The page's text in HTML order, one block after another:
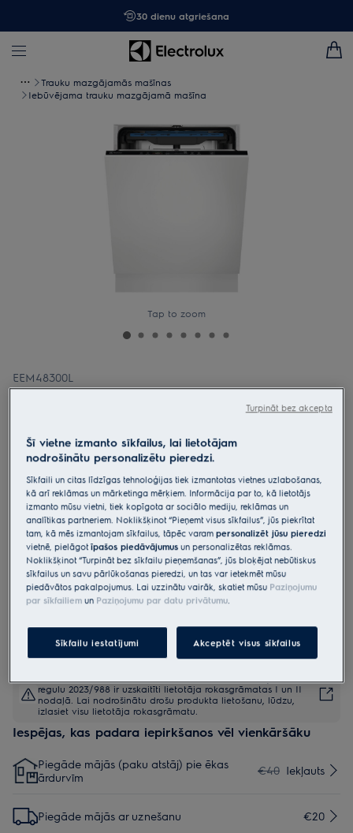
30 dienu atgriešana
Trauku mazgājamās mašīnas
Iebūvējama trauku mazgājamā mašīna
Tap to zoom
EEM48300L
Iebūvējamā trauku mazgājamā
mašīna, 60 cm 600.sērijas
„SatelliteClean“
4.9 (455)
Ražojuma informācijas lapa
Priekšrocības
600 SatelliteClean® trauku mašīna mazgā labāk, pateicoties
rotējošam izsmidzinātājam.
Trīsreiz labāka tīrīšana ar izsmidzinātāju SatelliteClean®.
Jebkuras formas un izmēra galda piederumi, viegli notīrīti ar
"MaxiFlex".
regulu 2023/988 ir uzskaitīti lietotāja rokasgrāmatas I un II
nodaļā. Lai nodrošinātu drošu produkta lietošanu, lūdzu,
izlasiet visu lietotāja rokasgrāmatu.
Iespējas, kas padara iepirkšanos vēl vienkāršāku
Piegāde mājās (paku atstāj) pie ēkas
ārdurvīm
€40 Iekļauts
Piegāde mājās ar uznešanu €20
Šī vietne izmanto sīkfailus, lai lietotājam
nodrošinātu personalizētu pieredzi.
Sīkfaili un citas līdzīgas tehnoloģijas tiek izmantotas vietnes uzlabošanas,
kā arī reklāmas un mārketinga mērķiem. Informācija par to, kā lietotājs
izmanto mūsu vietni, tiek kopīgota ar sociālo mediju, reklāmas un
analītikas partneriem. Noklikšķinot “Pieņemt visus sīkfailus”, jūs piekrītat
tam, kā mēs izmantojam sīkfailus, tāpēc varampersonalizēt jūsu pieredzi
vietnē, pielāgotīpašos piedāvājumus un personalizētas reklāmas.
Noklikšķinot “Turpināt bez sīkfailu pieņemšanas”, jūs bloķējat nebūtiskus
sīkfailus un savu pārlūkošanas pieredzi, un tas var ietekmēt mūsu
piedāvātos pakalpojumus. Lai uzzinātu vairāk, skatiet mūsu Paziņojumu
par sīkfailiem un Paziņojumu par datu privātumu.
Sīkfailu iestatījumi Akceptēt visus sīkfailus
Turpināt bez akcepta